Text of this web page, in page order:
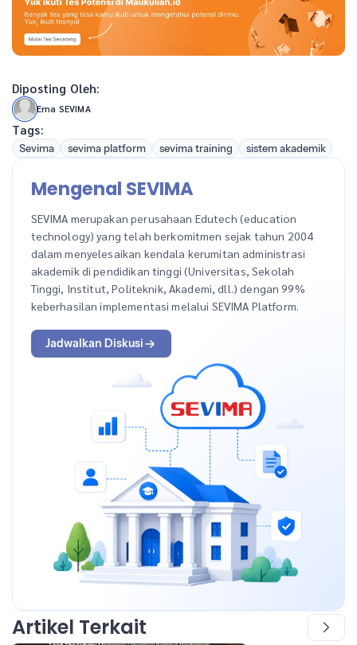
Diposting Oleh:
Erna SEVIMA
Tags:
Sevima sevima platform sevima training sistem akademik
Mengenal SEVIMA
SEVIMA merupakan perusahaan Edutech (education
technology) yang telah berkomitmen sejak tahun 2004
dalam menyelesaikan kendala kerumitan administrasi
akademik di pendidikan tinggi (Universitas, Sekolah
Tinggi, Institut, Politeknik, Akademi, dll.) dengan 99%
keberhasilan implementasi melalui SEVIMA Platform.
Jadwalkan Diskusi
Artikel Terkait